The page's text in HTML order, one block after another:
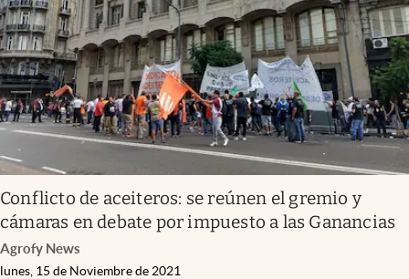
Conflicto de aceiteros: se reúnen el gremio y
cámaras en debate por impuesto a las Ganancias
Agrofy News
lunes, 15 de Noviembre de 2021